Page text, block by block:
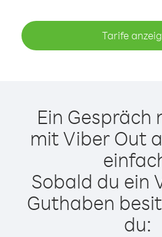
Tarife
Ein Gespräch
mit Viber Out
Sobald du ein
Guthaben
du: